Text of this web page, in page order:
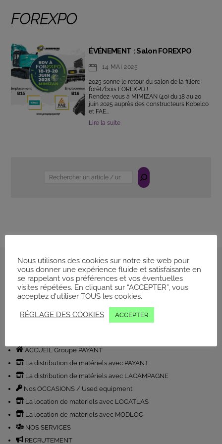
FOREXPO
ÉVÉNEMENT : Salon FOREXPO
14 MAI 2025
2025 sonne le retour du salon de la filière
forêt/bois FOREXPO !
Rendez-vous à MIMIZAN (40) du 18 au 20
juin 2025 auprès des constructeurs Kobelco
et FAE…
Lire la suite
Rechercher
Back
to
top
Conditions générales
Politique de Confidentialité
LinkedInFacebookYouTube Instagram
ACCUEIL Groupe PAYANT
La distribution de matériels avec PAYANT
La distribution de matériels avec LACAMPAGNE
Nos OCCASIONS / Used equipment
La location de matériels avec LOCATLAS
La location de matériels avec MODLOC
NOS SERVICES
RECRUTEMENT
Nous utilisons des cookies sur notre site web pour
vous donner une expérience fluide et satisfaisante en
se rappelant vos préférences et vos éventuelles
visites répétées. En cliquant sur “ACCEPTER”, vous
acceptez d'utiliser TOUS les cookies.
RÉGLAGE DES COOKIES ACCEPTER